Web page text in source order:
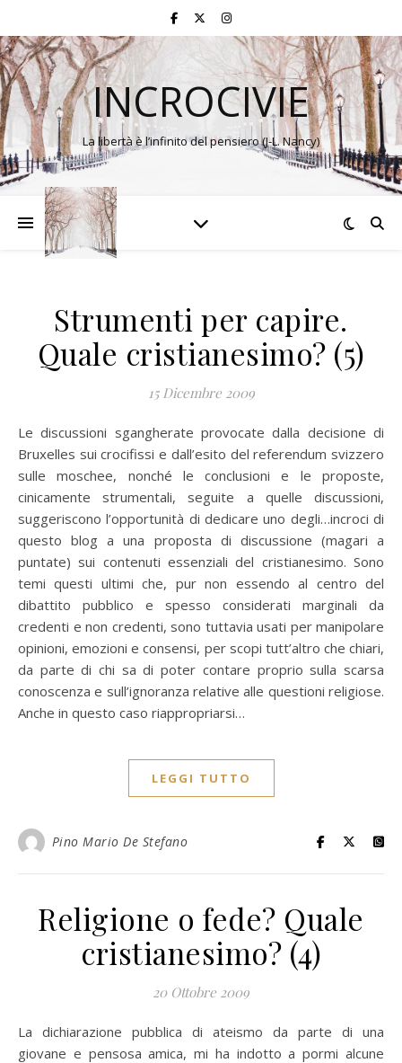
INCROCIVIE
La libertà è l’infinito del pensiero (J-L. Nancy)
Strumenti per capire.
Quale cristianesimo? (5)
15 Dicembre 2009
Le discussioni sgangherate provocate dalla decisione di
Bruxelles sui crocifissi e dall’esito del referendum svizzero
sulle moschee, nonché le conclusioni e le proposte,
cinicamente strumentali, seguite a quelle discussioni,
suggeriscono l’opportunità di dedicare uno degli…incroci di
questo blog a una proposta di discussione (magari a
puntate) sui contenuti essenziali del cristianesimo. Sono
temi questi ultimi che, pur non essendo al centro del
dibattito pubblico e spesso considerati marginali da
credenti e non credenti, sono tuttavia usati per manipolare
opinioni, emozioni e consensi, per scopi tutt’altro che chiari,
da parte di chi sa di poter contare proprio sulla scarsa
conoscenza e sull’ignoranza relative alle questioni religiose.
Anche in questo caso riappropriarsi…
LEGGI TUTTO
Pino Mario De Stefano
Religione o fede? Quale
cristianesimo? (4)
20 Ottobre 2009
La dichiarazione pubblica di ateismo da parte di una
giovane e pensosa amica, mi ha indotto a pormi alcune